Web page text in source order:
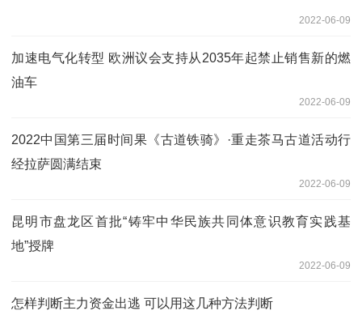
2022-06-09
加速电气化转型 欧洲议会支持从2035年起禁止销售新的燃
油车
2022-06-09
2022中国第三届时间果《古道铁骑》·重走茶马古道活动行
经拉萨圆满结束
2022-06-09
昆明市盘龙区首批“铸牢中华民族共同体意识教育实践基
地”授牌
2022-06-09
怎样判断主力资金出逃 可以用这几种方法判断